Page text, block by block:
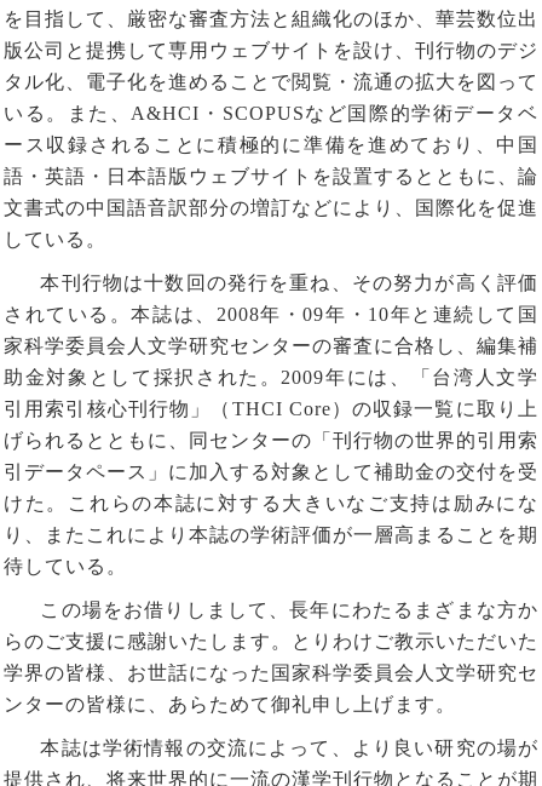
を目指して、厳密な審査方法と組織化のほか、華芸数位出
版公司と提携して専用ウェブサイトを設け、刊行物のデジ
タル化、電子化を進めることで閲覧・流通の拡大を図って
いる。また、 A&HCI ・ SCOPUSなど国際的学術データベ
ース収録されることに積極的に準備を進めており、中国
語・英語・日本語版ウェブサイトを設置するとともに、論
文書式の中国語音訳部分の増訂などにより、国際化を促進
している。
本刊行物は十数回の発行を重ね、その努力が高く評価
されている。本誌は、 2008年 ・09年 ・ 10年と連続して国
家科学委員会人文学研究センターの審査に合格し、編集補
助金対象として採択された。 2009年には、「台湾人文学
引用索引核心刊行物」（ THCI Core）の収録一覧に取り上
げられるとともに、同センターの「刊行物の世界的引用索
引データペース」に加入する対象として補助金の交付を受
けた。
これらの本誌に対する大きいなご支持は励みにな
り、またこれにより本誌の学術評価が一層高まることを期
待している。
この場をお借りしまして、長年にわたるまざまな方か
らのご支援に感謝いたします。とりわけご教示いただいた
学界の皆様、お世話になった国家科学委員会人文学研究セ
ンターの皆様に、あらためて御礼申し上げます。
本誌は学術情報の交流によって、より良い研究の場が
提供され、将来世界的に一流の漢学刊行物となることが期